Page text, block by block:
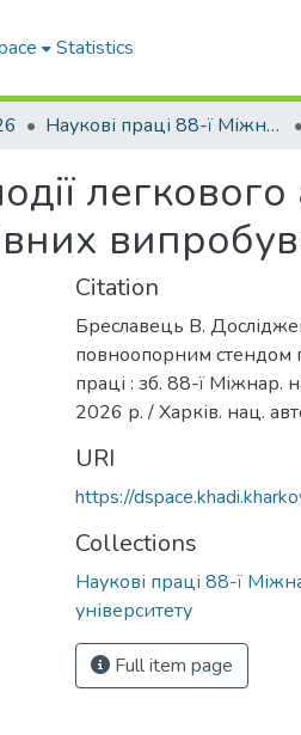
Statistics
Наукові праці 88-ї Міжнародної наукової конференції студентів університету
Citation
Бреславець В.
повноопорним стендом
праці : зб. 88-ї Міжнар.
2026 р. / Харків. нац.
URI
https://
Collections
Наукові праці 88-ї
університету
Full item page